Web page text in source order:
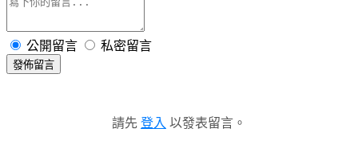
公開留言 私密留言
發佈留言
請先 登入 以發表留言。